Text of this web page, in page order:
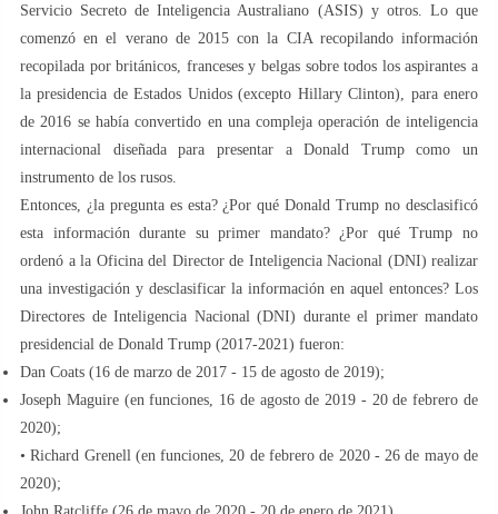
Servicio Secreto de Inteligencia Australiano (ASIS) y otros. Lo que
comenzó en el verano de 2015 con la CIA recopilando información
recopilada por británicos, franceses y belgas sobre todos los aspirantes a
la presidencia de Estados Unidos (excepto Hillary Clinton), para enero
de 2016 se había convertido en una compleja operación de inteligencia
internacional diseñada para presentar a Donald Trump como un
instrumento de los rusos.
Entonces, ¿la pregunta es esta? ¿Por qué Donald Trump no desclasificó
esta información durante su primer mandato? ¿Por qué Trump no
ordenó a la Oficina del Director de Inteligencia Nacional (DNI) realizar
una investigación y desclasificar la información en aquel entonces? Los
Directores de Inteligencia Nacional (DNI) durante el primer mandato
presidencial de Donald Trump (2017-2021) fueron:
Dan Coats (16 de marzo de 2017 - 15 de agosto de 2019);
Joseph Maguire (en funciones, 16 de agosto de 2019 - 20 de febrero de
2020);
• Richard Grenell (en funciones, 20 de febrero de 2020 - 26 de mayo de
2020);